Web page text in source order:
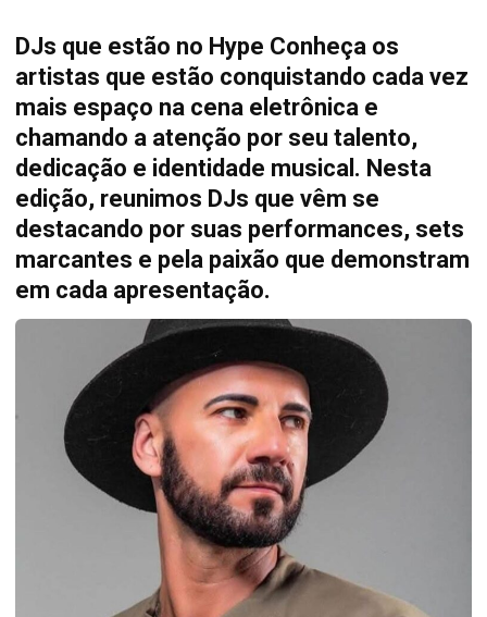
DJs que estão no Hype Conheça os
artistas que estão conquistando cada vez
mais espaço na cena eletrônica e
chamando a atenção por seu talento,
dedicação e identidade musical. Nesta
edição, reunimos DJs que vêm se
destacando por suas performances, sets
marcantes e pela paixão que demonstram
em cada apresentação.